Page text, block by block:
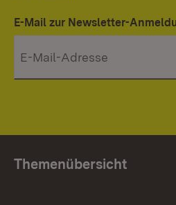
E-Mail zur Newsletter-
Themenübersicht